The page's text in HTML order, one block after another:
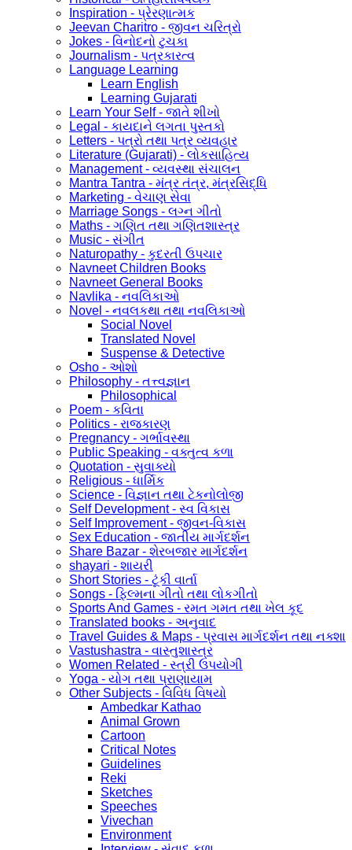
Inspiration - પ્રેરણાત્મક
Jeevan Charitro - જીવન ચરિત્રો
Jokes - વિનોદનો ટુચકા
Journalism - પત્રકારત્વ
Language Learning
Learn English
Learning Gujarati
Learn Your Self - જાતે શીખો
Legal - કાયદાને લગતા પુસ્તકો
Letters - પત્રો તથા પત્ર વ્યવહાર
Literature (Gujarati) - લોકસાહિત્ય
Management - વ્યવસ્થા સંચાલન
Mantra Tantra - મંત્ર તંત્ર, મંત્રસિદ્ધિ
Marketing - વેચાણ સેવા
Marriage Songs - લગ્ન ગીતો
Maths - ગણિત તથા ગણિતશાસ્ત્ર
Music - સંગીત
Naturopathy - કુદરતી ઉપચાર
Navneet Children Books
Navneet General Books
Navlika - નવલિકાઓ
Novel - નવલકથા તથા નવલિકાઓ
Social Novel
Translated Novel
Suspense & Detective
Osho - ઓશો
Philosophy - તત્ત્વજ્ઞાન
Philosophical
Poem - કવિતા
Politics - રાજકારણ
Pregnancy - ગર્ભાવસ્થા
Public Speaking - વક્તુત્વ કળા
Quotation - સુવાક્યો
Religious - ધાર્મિક
Science - વિજ્ઞાન તથા ટેકનોલોજી
Self Development - સ્વ વિકાસ
Self Improvement - જીવન-વિકાસ
Sex Education - જાતીય માર્ગદર્શન
Share Bazar - શેરબજાર માર્ગદર્શન
shayari - શાયરી
Short Stories - ટૂંકી વાર્તા
Songs - ફિલ્મના ગીતો તથા લોકગીતો
Sports And Games - રમત ગમત તથા ખેલ કૂદ
Translated books - અનુવાદ
Travel Guides & Maps - પ્રવાસ માર્ગદર્શન તથા નક્શા
Vastushastra - વાસ્તુશાસ્ત્ર
Women Related - સ્ત્રી ઉપયોગી
Yoga - યોગ તથા પ્રાણાયામ
Other Subjects - વિવિધ વિષયો
Ambedkar Kathao
Animal Grown
Cartoon
Critical Notes
Guidelines
Reki
Sketches
Speeches
Vivechan
Environment